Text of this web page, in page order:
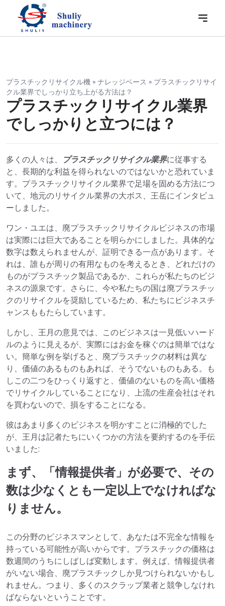
プラスチックリサイクル機 » ナレッジベース » プラスチックリサイ
クル業界でしっかり立ち上がる方法は？
プラスチックリサイクル業界
でしっかりと立つには？
多くの人々は、 プラスチックリサイクル業界に従事する
と、長期的な利益を得られないのではないかと恐れていま
す。プラスチックリサイクル業界で足場を固める方法につ
いて、地元のリサイクル業界の大ボス、王岳にインタビュ
ーしました。
ワン・ユエは、廃プラスチックリサイクルビジネスの市場
は実際には巨大であることを明らかにしました。具体的な
数字は数えられませんが、証明できる一点があります。そ
れは、誰もが周りの有用なものを考えるとき、どれだけの
ものがプラスチック製品であるか、これらが私たちのビジ
ネスの源泉です。さらに、今や私たちの国は廃プラスチッ
クのリサイクルを奨励しているため、私たちにビジネスチ
ャンスももたらしています。
しかし、王月の意見では、このビジネスは一見低いハード
ルのように見えるが、実際にはお金を稼ぐのは簡単ではな
い。簡単な例を挙げると、廃プラスチックの材料は異な
り、価値のあるものもあれば、そうでないものもある。も
しこの二つをひっくり返すと、価値のないものを高い価格
でリサイクルしていることになり、上流の生産会社はそれ
を買わないので、損をすることになる。
彼はあまり多くのビジネスを明かすことに消極的でした
が、王月は記者たちにいくつかの方法を要約するのを手伝
いました:
まず、「情報提供者」が必要で、その
数は少なくとも一定以上でなければな
りません。
この分野のビジネスマンとして、あなたは不完全な情報を
持っている可能性が高いからです。プラスチックの価格は
数週間のうちにしばしば変動します。例えば、情報提供者
がいない場合、廃プラスチックしか見つけられないかもし
れません。つまり、多くのスクラップ業者と競争しなけれ
ばならないということです。